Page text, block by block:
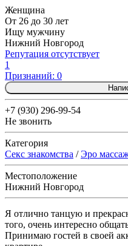
Женщина
От 26 до 30 лет
Ищу мужчину
Нижний Новгород
Репутация отсутствует
1
Признаний: 0
+7 (930) 296-99-54
Не звонить
Категория
Секс знакомства /Эро
Местоположение
Нижний Новгород
Я отлично танцую и
того, очень интересно
Принимаю гостей в своей